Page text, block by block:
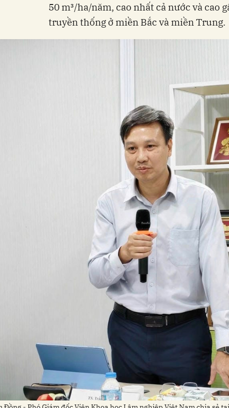
50 m³/ha/năm, cao nhất cả nước và cao
truyền thống ở miền Bắc và miền Trung.